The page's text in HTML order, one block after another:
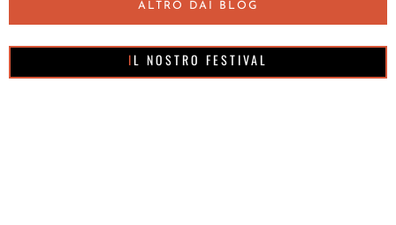
ALTRO DAI BLOG
IL NOSTRO FESTIVAL